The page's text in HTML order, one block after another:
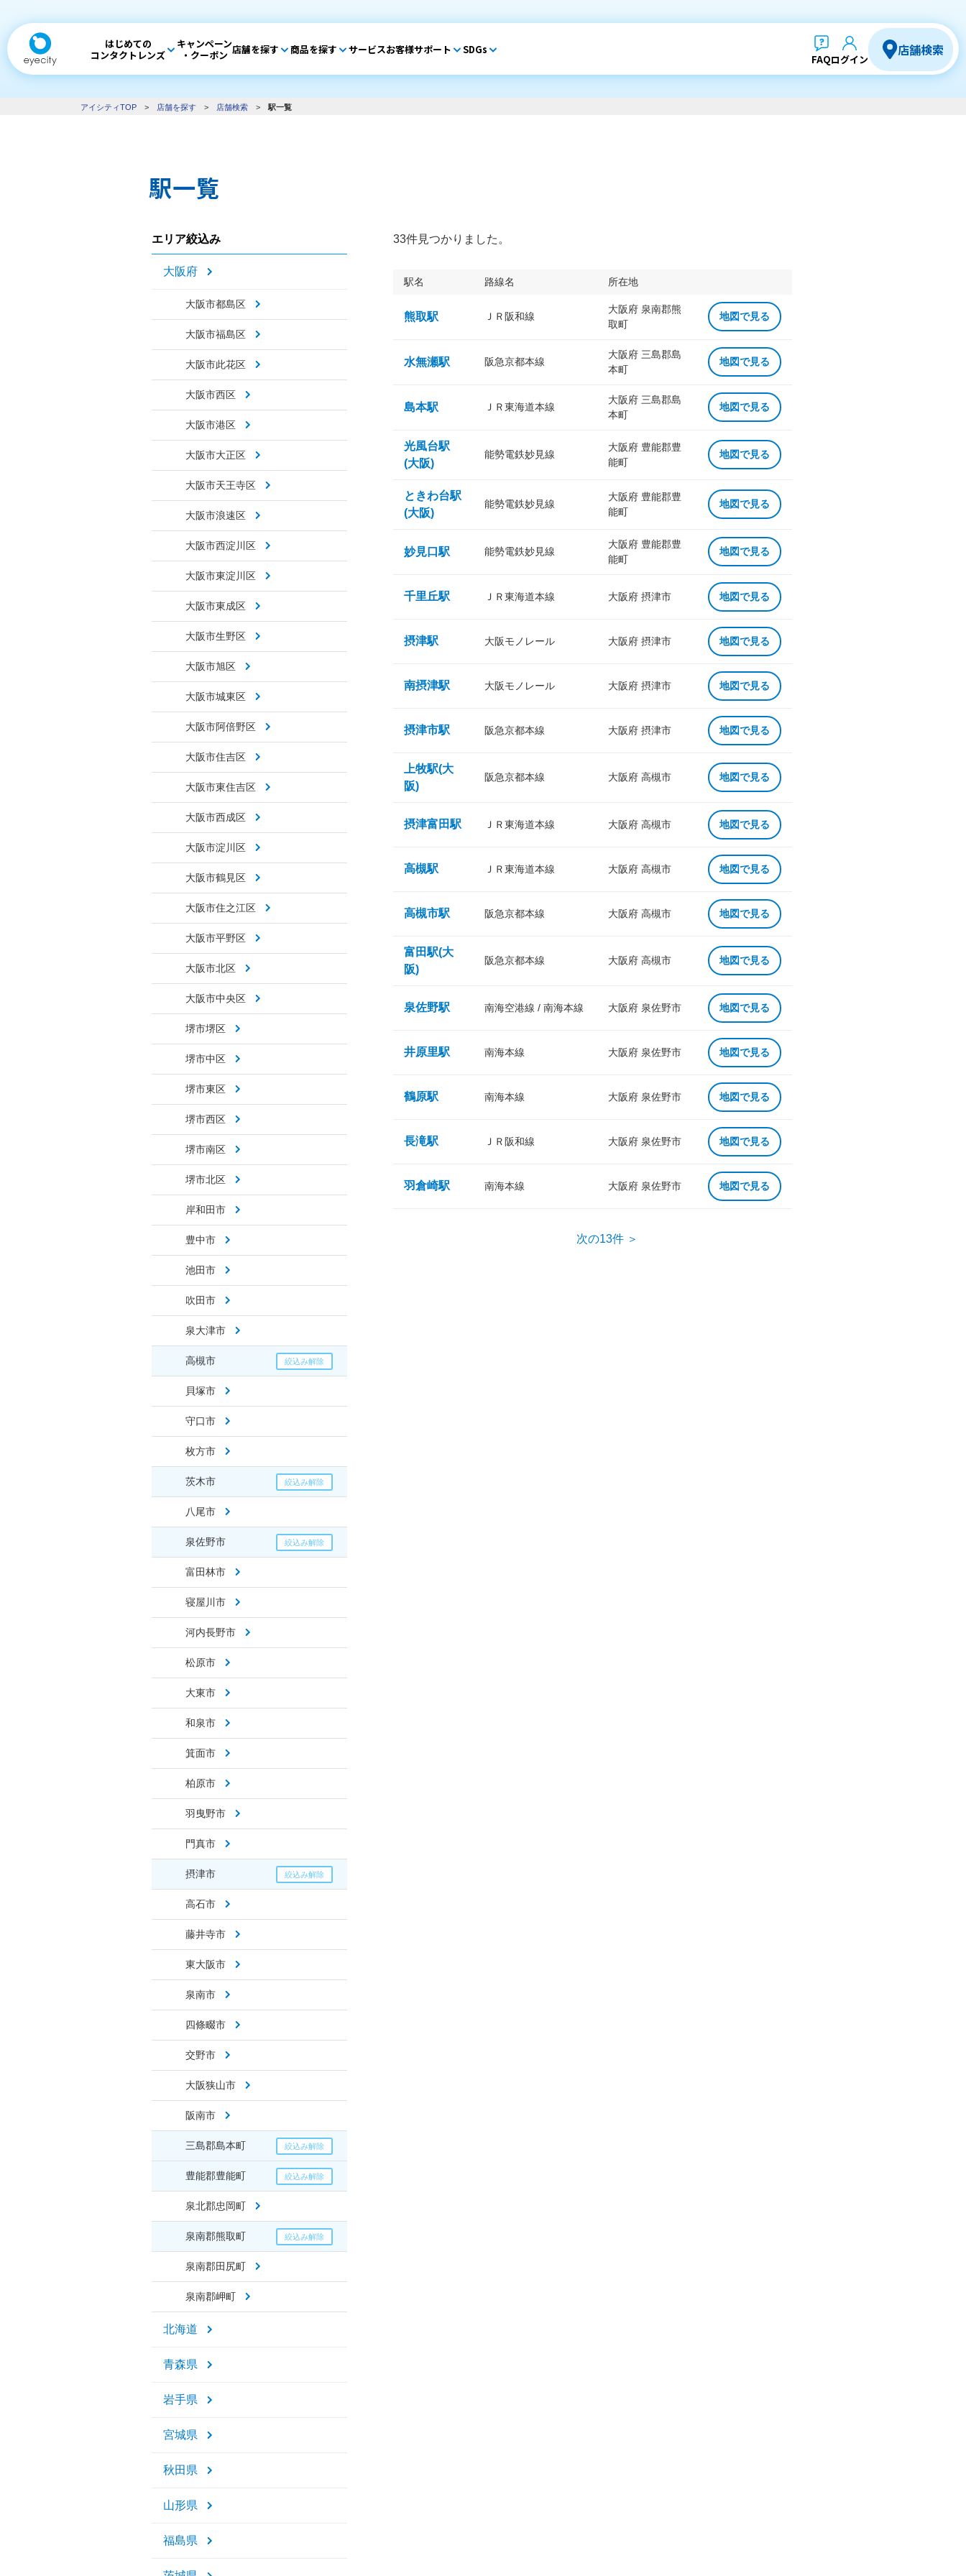
はじめての
コンタクトレンズ
キャンペーン
・クーポン 店舗を探す 商品を探す サービスお客様サポート SDGs
FAQログイン
店舗検索
アイシティTOP > 店舗を探す > 店舗検索 > 駅一覧
駅一覧
エリア絞込み
大阪府
大阪市都島区
大阪市福島区
大阪市此花区
大阪市西区
大阪市港区
大阪市大正区
大阪市天王寺区
大阪市浪速区
大阪市西淀川区
大阪市東淀川区
大阪市東成区
大阪市生野区
大阪市旭区
大阪市城東区
大阪市阿倍野区
大阪市住吉区
大阪市東住吉区
大阪市西成区
大阪市淀川区
大阪市鶴見区
大阪市住之江区
大阪市平野区
大阪市北区
大阪市中央区
堺市堺区
堺市中区
堺市東区
堺市西区
堺市南区
堺市北区
岸和田市
豊中市
池田市
吹田市
泉大津市
高槻市
貝塚市
守口市
枚方市
茨木市
八尾市
泉佐野市
富田林市
寝屋川市
河内長野市
松原市
大東市
和泉市
箕面市
柏原市
羽曳野市
門真市
摂津市
高石市
藤井寺市
東大阪市
泉南市
四條畷市
交野市
大阪狭山市
阪南市
三島郡島本町
豊能郡豊能町
泉北郡忠岡町
泉南郡熊取町
泉南郡田尻町
泉南郡岬町
北海道
青森県
岩手県
宮城県
秋田県
山形県
福島県
33件見つかりました。
駅名 路線名 所在地
熊取駅 ＪＲ阪和線
大阪府 泉南郡熊
取町
地図で見る
水無瀬駅 阪急京都本線
大阪府 三島郡島
本町
地図で見る
島本駅 ＪＲ東海道本線
大阪府 三島郡島
本町
地図で見る
光風台駅
(大阪)
能勢電鉄妙見線
大阪府 豊能郡豊
能町
地図で見る
ときわ台駅
(大阪)
能勢電鉄妙見線
大阪府 豊能郡豊
能町
地図で見る
妙見口駅 能勢電鉄妙見線
大阪府 豊能郡豊
能町
地図で見る
千里丘駅 ＪＲ東海道本線 大阪府 摂津市 地図で見る
摂津駅 大阪モノレール 大阪府 摂津市 地図で見る
南摂津駅 大阪モノレール 大阪府 摂津市 地図で見る
摂津市駅 阪急京都本線 大阪府 摂津市 地図で見る
上牧駅(大
阪)
阪急京都本線 大阪府 高槻市 地図で見る
摂津富田駅 ＪＲ東海道本線 大阪府 高槻市 地図で見る
高槻駅 ＪＲ東海道本線 大阪府 高槻市 地図で見る
高槻市駅 阪急京都本線 大阪府 高槻市 地図で見る
富田駅(大
阪)
阪急京都本線 大阪府 高槻市 地図で見る
泉佐野駅 南海空港線 / 南海本線 大阪府 泉佐野市 地図で見る
井原里駅 南海本線 大阪府 泉佐野市 地図で見る
鶴原駅 南海本線 大阪府 泉佐野市 地図で見る
長滝駅 ＪＲ阪和線 大阪府 泉佐野市 地図で見る
羽倉崎駅 南海本線 大阪府 泉佐野市 地図で見る
次の13件 ＞